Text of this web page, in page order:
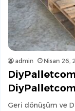
admin Nisan 26,
Geri dönüşüm ve